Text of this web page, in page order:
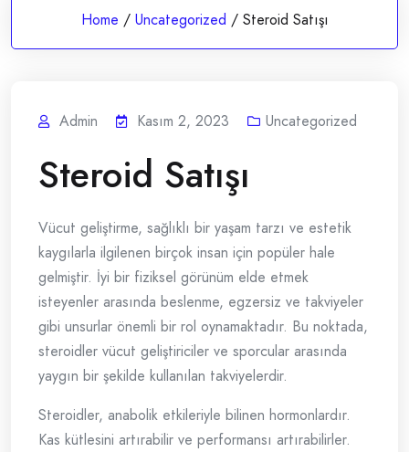
Home / Uncategorized / Steroid Satışı
Admin Kasım 2, 2023 Uncategorized
Steroid Satışı
Vücut geliştirme, sağlıklı bir yaşam tarzı ve estetik
kaygılarla ilgilenen birçok insan için popüler hale
gelmiştir. İyi bir fiziksel görünüm elde etmek
isteyenler arasında beslenme, egzersiz ve takviyeler
gibi unsurlar önemli bir rol oynamaktadır. Bu noktada,
steroidler vücut geliştiriciler ve sporcular arasında
yaygın bir şekilde kullanılan takviyelerdir.
Steroidler, anabolik etkileriyle bilinen hormonlardır.
Kas kütlesini artırabilir ve performansı artırabilirler.